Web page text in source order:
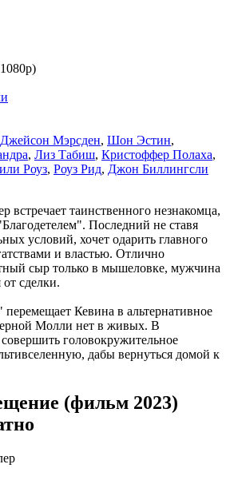
Джейсон Мэрсден, Шон Эстин,
, Лиз Табиш, Кристоффер Полаха,
Роуз, Роуз Рид, Джон Биллингсли
таинственного незнакомца,
Последний не ставя
условий, хочет одарить главного
и властью. Отлично
сыр только в мышеловке, мужчина
сделки.
перемещает Кевина в альтернативное
Молли нет в живых. В
головокружительное
дабы вернуться домой к
(фильм 2023)